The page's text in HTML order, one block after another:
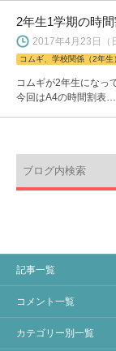
2年生1学期の時間
2017年4月23日
コムギ、学校関係（2年生
コムギが2年生になっ
今回はA4の時間割表…
記事一覧
コメント一覧
カテゴリー別一覧